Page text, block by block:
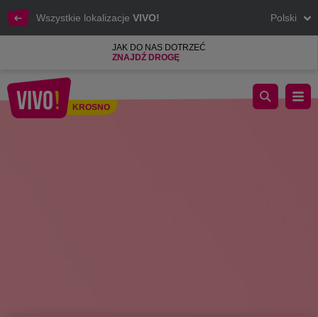
Wszystkie lokalizacje VIVO! Polski
JAK DO NAS DOTRZEĆ
ZNAJDŹ DROGĘ
KROSNO
To już dziś! Odlotowy Czwartek w VIVO! Krosno!